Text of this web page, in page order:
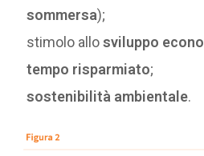
sommersa);
stimolo allosviluppo
tempo risparmiato;
sostenibilità ambientale.